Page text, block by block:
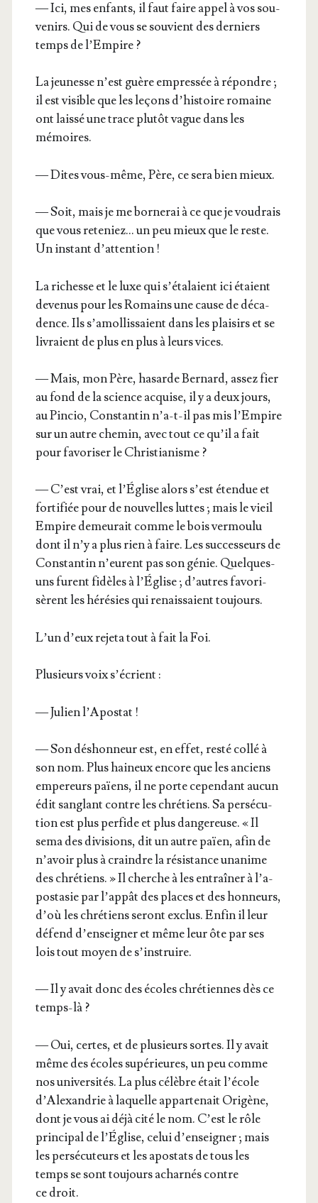
— Ici, mes enfants, il faut faire appel à vos sou­
ve­nirs. Qui de vous se sou­vient des der­niers
temps de l’Empire ?
La jeu­nesse n’est guère empres­sée à répondre ;
il est visible que les leçons d’his­toire romaine
ont lais­sé une trace plu­tôt vague dans les
mémoires.
— Dites vous-même, Père, ce sera bien mieux.
— Soit, mais je me bor­ne­rai à ce que je vou­drais
que vous rete­niez… un peu mieux que le reste.
Un ins­tant d’attention !
La richesse et le luxe qui s’é­ta­laient ici étaient
deve­nus pour les Romains une cause de déca­
dence. Ils s’a­mol­lis­saient dans les plai­sirs et se
livraient de plus en plus à leurs vices.
— Mais, mon Père, hasarde Ber­nard, assez fier
au fond de la science acquise, il y a deux jours,
au Pin­cio, Constan­tin n’a-t-il pas mis l’Em­pire
sur un autre che­min, avec tout ce qu’il a fait
pour favo­ri­ser le Christianisme ?
— C’est vrai, et l’É­glise alors s’est éten­due et
for­ti­fiée pour de nou­velles luttes ; mais le vieil
Empire demeu­rait comme le bois ver­mou­lu
dont il n’y a plus rien à faire. Les suc­ces­seurs de
Constan­tin n’eurent pas son génie. Quelques-
uns furent fidèles à l’É­glise ; d’autres favo­ri­
sèrent les héré­sies qui renais­saient toujours.
L’un d’eux reje­ta tout à fait la Foi.
Plu­sieurs voix s’écrient :
— Julien l’Apostat !
— Son déshon­neur est, en effet, res­té col­lé à
son nom. Plus hai­neux encore que les anciens
empe­reurs païens, il ne porte cepen­dant aucun
édit san­glant contre les chré­tiens. Sa per­sé­cu­
tion est plus per­fide et plus dan­ge­reuse. « Il
sema des divi­sions, dit un autre païen, afin de
n’a­voir plus à craindre la résis­tance una­nime
des chré­tiens. » Il cherche à les entraî­ner à l’a­
po­sta­sie par l’ap­pât des places et des hon­neurs,
d’où les chré­tiens seront exclus. Enfin il leur
défend d’en­sei­gner et même leur ôte par ses
lois tout moyen de s’instruire.
— Il y avait donc des écoles chré­tiennes dès ce
temps-là ?
— Oui, certes, et de plu­sieurs sortes. Il y avait
même des écoles supé­rieures, un peu comme
nos uni­ver­si­tés. La plus célèbre était l’é­cole
d’A­lexan­drie à laquelle appar­te­nait Ori­gène,
dont je vous ai déjà cité le nom. C’est le rôle
prin­ci­pal de l’É­glise, celui d’en­sei­gner ; mais
les per­sé­cu­teurs et les apos­tats de tous les
temps se sont tou­jours achar­nés contre
ce droit.